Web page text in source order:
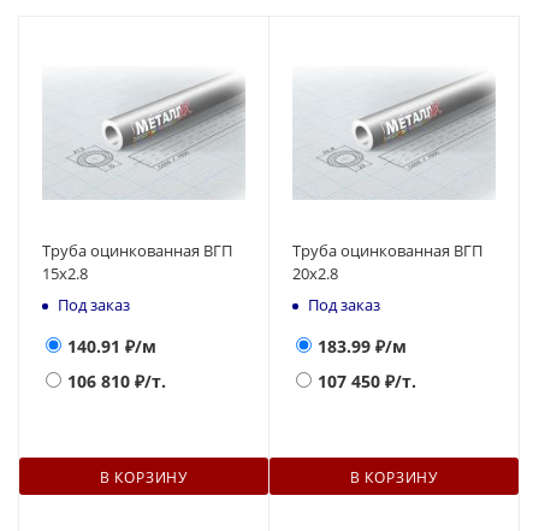
Труба оцинкованная ВГП
15х2.8
Под заказ
140.91 ₽/м
106 810 ₽/т.
В КОРЗИНУ
Труба оцинкованная ВГП
20х2.8
Под заказ
183.99 ₽/м
107 450 ₽/т.
В КОРЗИНУ